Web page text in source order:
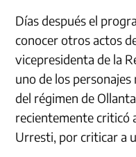
Días después el
conocer otros actos
vicepresidenta de la
uno de los
del régimen de
recientemente criticó
Urresti, por criticar a